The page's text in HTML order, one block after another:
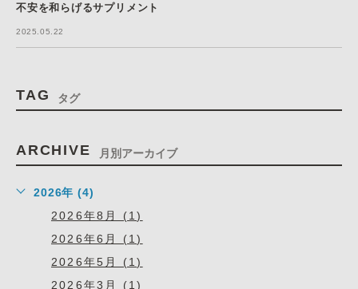
不安を和らげるサプリメント
2025.05.22
TAG タグ
ARCHIVE 月別アーカイブ
2026年 (4)
2026年8月 (1)
2026年6月 (1)
2026年5月 (1)
2026年3月 (1)